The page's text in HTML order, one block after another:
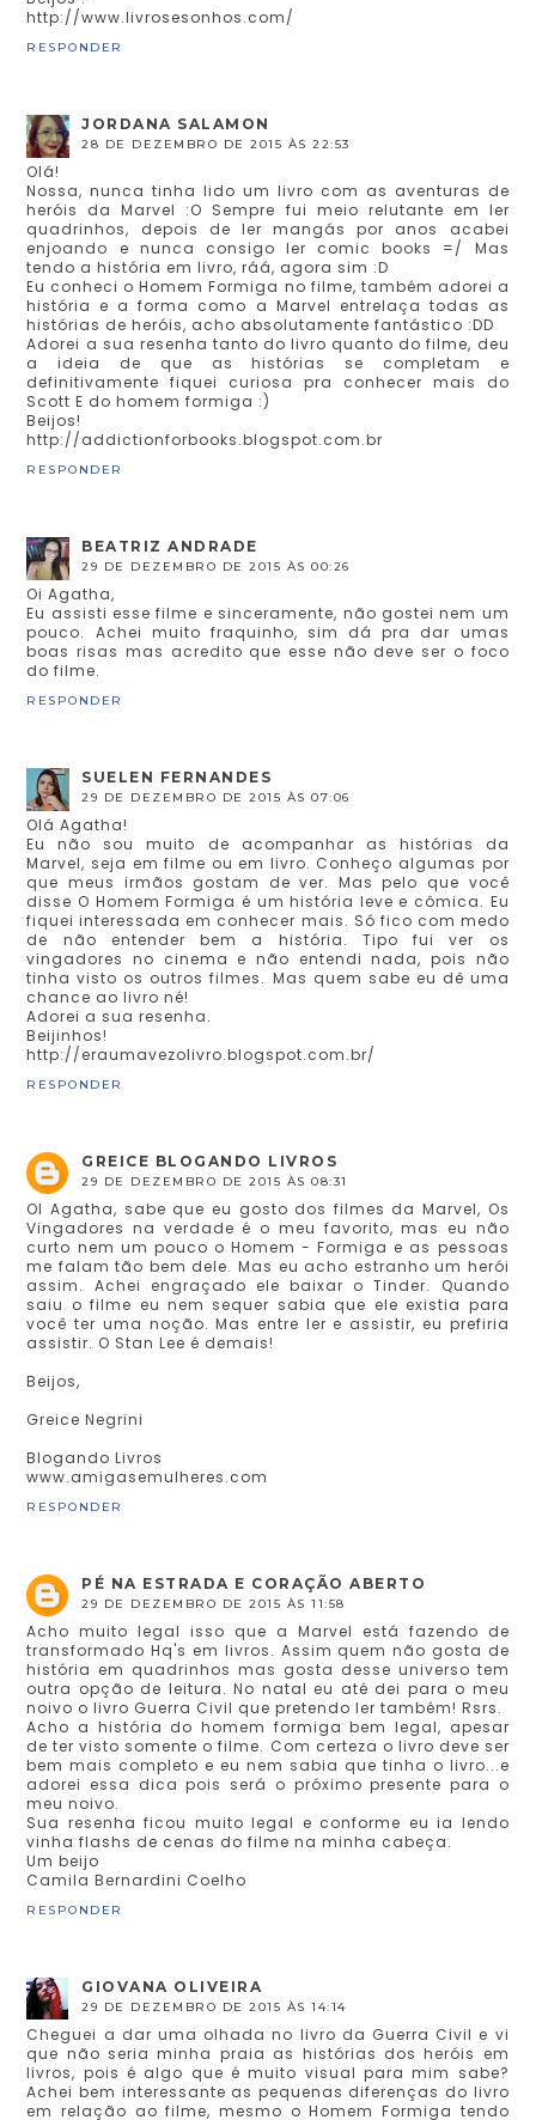
http://www.livrosesonhos.com/
RESPONDER
JORDANA SALAMON
28 DE DEZEMBRO DE 2015 ÀS 22:53
Olá!
Nossa, nunca tinha lido um livro com as aventuras de
heróis da Marvel :O Sempre fui meio relutante em ler
quadrinhos, depois de ler mangás por anos acabei
enjoando e nunca consigo ler comic books =/ Mas
tendo a história em livro, ráá, agora sim :D
Eu conheci o Homem Formiga no filme, também adorei a
história e a forma como a Marvel entrelaça todas as
histórias de heróis, acho absolutamente fantástico :DD
Adorei a sua resenha tanto do livro quanto do filme, deu
a ideia de que as histórias se completam e
definitivamente fiquei curiosa pra conhecer mais do
Scott E do homem formiga :)
Beijos!
http://addictionforbooks.blogspot.com.br
RESPONDER
BEATRIZ ANDRADE
29 DE DEZEMBRO DE 2015 ÀS 00:26
Oi Agatha,
Eu assisti esse filme e sinceramente, não gostei nem um
pouco. Achei muito fraquinho, sim dá pra dar umas
boas risas mas acredito que esse não deve ser o foco
do filme.
RESPONDER
SUELEN FERNANDES
29 DE DEZEMBRO DE 2015 ÀS 07:06
Olá Agatha!
Eu não sou muito de acompanhar as histórias da
Marvel, seja em filme ou em livro. Conheço algumas por
que meus irmãos gostam de ver. Mas pelo que você
disse O Homem Formiga é um história leve e cômica. Eu
fiquei interessada em conhecer mais. Só fico com medo
de não entender bem a história. Tipo fui ver os
vingadores no cinema e não entendi nada, pois não
tinha visto os outros filmes. Mas quem sabe eu dê uma
chance ao livro né!
Adorei a sua resenha.
Beijinhos!
http://eraumavezolivro.blogspot.com.br/
RESPONDER
GREICE BLOGANDO LIVROS
29 DE DEZEMBRO DE 2015 ÀS 08:31
OI Agatha, sabe que eu gosto dos filmes da Marvel, Os
Vingadores na verdade é o meu favorito, mas eu não
curto nem um pouco o Homem - Formiga e as pessoas
me falam tão bem dele. Mas eu acho estranho um herói
assim. Achei engraçado ele baixar o Tinder. Quando
saiu o filme eu nem sequer sabia que ele existia para
você ter uma noção. Mas entre ler e assistir, eu prefiria
assistir. O Stan Lee é demais!
Beijos,
Greice Negrini
Blogando Livros
www.amigasemulheres.com
RESPONDER
PÉ NA ESTRADA E CORAÇÃO ABERTO
29 DE DEZEMBRO DE 2015 ÀS 11:58
Acho muito legal isso que a Marvel está fazendo de
transformado Hq's em livros. Assim quem não gosta de
história em quadrinhos mas gosta desse universo tem
outra opção de leitura. No natal eu até dei para o meu
noivo o livro Guerra Civil que pretendo ler também! Rsrs.
Acho a história do homem formiga bem legal, apesar
de ter visto somente o filme. Com certeza o livro deve ser
bem mais completo e eu nem sabia que tinha o livro...e
adorei essa dica pois será o próximo presente para o
meu noivo.
Sua resenha ficou muito legal e conforme eu ia lendo
vinha flashs de cenas do filme na minha cabeça.
Um beijo
Camila Bernardini Coelho
RESPONDER
GIOVANA OLIVEIRA
29 DE DEZEMBRO DE 2015 ÀS 14:14
Cheguei a dar uma olhada no livro da Guerra Civil e vi
que não seria minha praia as histórias dos heróis em
livros, pois é algo que é muito visual para mim sabe?
Achei bem interessante as pequenas diferenças do livro
em relação ao filme, mesmo o Homem Formiga tendo